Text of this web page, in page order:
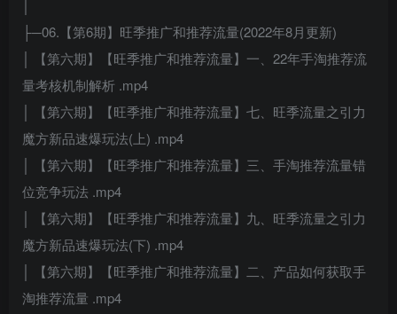
├─06.【第6期】旺季推广和推荐流量(2022年8月更新)
│ 【第六期】【旺季推广和推荐流量】一、22年手淘推荐流
量考核机制解析 .mp4
│ 【第六期】【旺季推广和推荐流量】七、旺季流量之引力
魔方新品速爆玩法(上) .mp4
│ 【第六期】【旺季推广和推荐流量】三、手淘推荐流量错
位竞争玩法 .mp4
│ 【第六期】【旺季推广和推荐流量】九、旺季流量之引力
魔方新品速爆玩法(下) .mp4
│ 【第六期】【旺季推广和推荐流量】二、产品如何获取手
淘推荐流量 .mp4